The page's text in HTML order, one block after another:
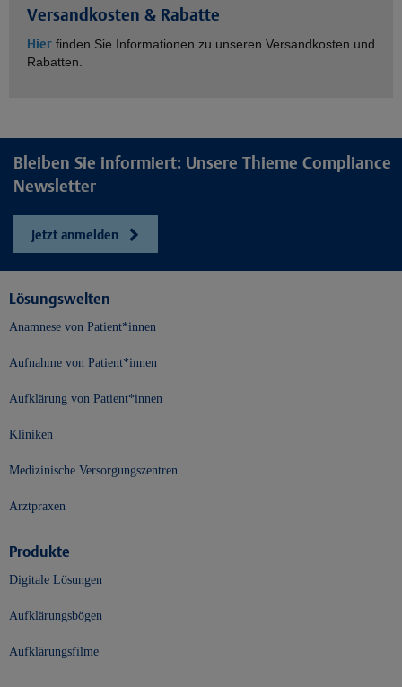
Versandkosten & Rabatte
Hier finden Sie Informationen zu unseren Versandkosten und
Rabatten.
Bleiben Sie informiert: Unsere Thieme Compliance
Newsletter
Jetzt anmelden
Lösungswelten
Anamnese von Patient*innen
Aufnahme von Patient*innen
Aufklärung von Patient*innen
Kliniken
Medizinische Versorgungszentren
Arztpraxen
Produkte
Digitale Lösungen
Aufklärungsbögen
Aufklärungsfilme